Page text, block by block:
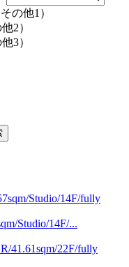
の他1）
2）
3）
Studio/14F/...